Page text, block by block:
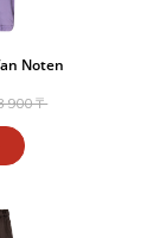
Noten
900 ₸